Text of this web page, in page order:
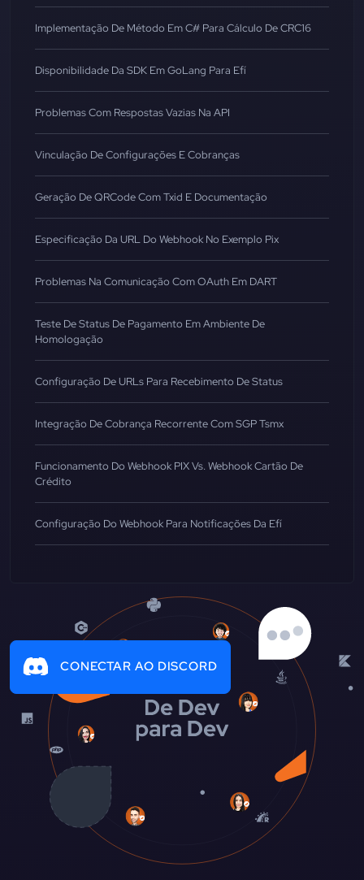
Implementação De Método Em C# Para Cálculo De CRC16
Disponibilidade Da SDK Em GoLang Para Efí
Problemas Com Respostas Vazias Na API
Vinculação De Configurações E Cobranças
Geração De QRCode Com Txid E Documentação
Especificação Da URL Do Webhook No Exemplo Pix
Problemas Na Comunicação Com OAuth Em DART
Teste De Status De Pagamento Em Ambiente De
Homologação
Configuração De URLs Para Recebimento De Status
Integração De Cobrança Recorrente Com SGP Tsmx
Funcionamento Do Webhook PIX Vs. Webhook Cartão De
Crédito
Configuração Do Webhook Para Notificações Da Efí
CONECTAR AO DISCORD